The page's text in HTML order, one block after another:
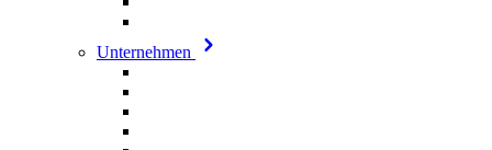
Unternehmen